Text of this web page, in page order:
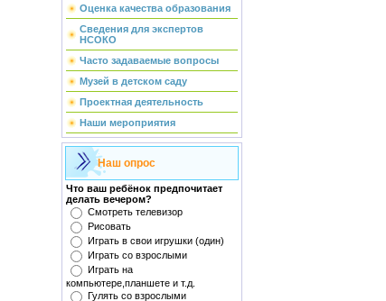
Оценка качества образования
Сведения для экспертов
НСОКО
Часто задаваемые вопросы
Музей в детском саду
Проектная деятельность
Наши мероприятия
Наш опрос
Что ваш ребёнок предпочитает
делать вечером?
Смотреть телевизор
Рисовать
Играть в свои игрушки (один)
Играть со взрослыми
Играть на
компьютере,планшете и т.д.
Гулять со взрослыми